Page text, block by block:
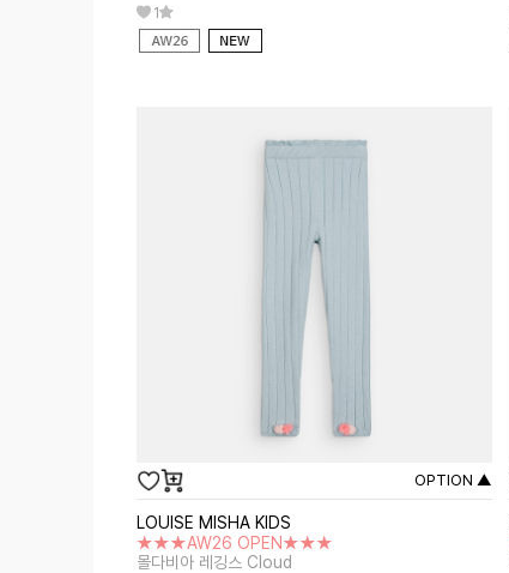
1
OPTION ▲
LOUISE MISHA KIDS
★★★AW26 OPEN★★★
몰다비아 레깅스 Cloud